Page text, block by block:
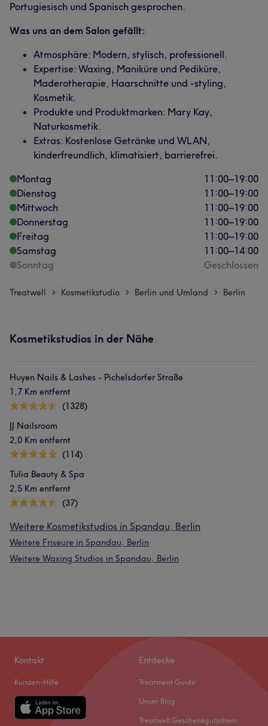
Portugiesisch und Spanisch gesprochen.
Was uns an dem Salon gefällt:
Atmosphäre: Modern, stylisch, professionell.
Expertise: Waxing, Maniküre und Pediküre,
Maderotherapie, Haarschnitte und -styling,
Kosmetik.
Produkte und Produktmarken: Mary Kay,
Naturkosmetik.
Extras: Kostenlose Getränke und WLAN,
kinderfreundlich, klimatisiert, barrierefrei.
Montag
11:00–19:00
Dienstag
11:00–19:00
Mittwoch
11:00–19:00
Donnerstag
11:00–19:00
Freitag
11:00–19:00
Samstag
11:00–14:00
Sonntag
Geschlossen
Treatwell > Kosmetikstudio > Berlin und Umland > Berlin
Kosmetikstudios in der Nähe
Huyen Nails & Lashes - Pichelsdorfer Straße
1,7 Km entfernt
(1328)
JJ Nailsroom
2,0 Km entfernt
(114)
Tulia Beauty & Spa
2,5 Km entfernt
(37)
Weitere Kosmetikstudios in Spandau, Berlin
Weitere Friseure in Spandau, Berlin
Weitere Waxing Studios in Spandau, Berlin
Kontakt
Kunden-Hilfe
Entdecke
Treatment Guide
Unser Blog
Treatwell Geschenkgutschein